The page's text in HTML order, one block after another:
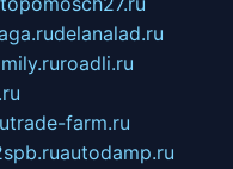
delanalad.ru
roadli.ru
trade-farm.ru
autodamp.ru